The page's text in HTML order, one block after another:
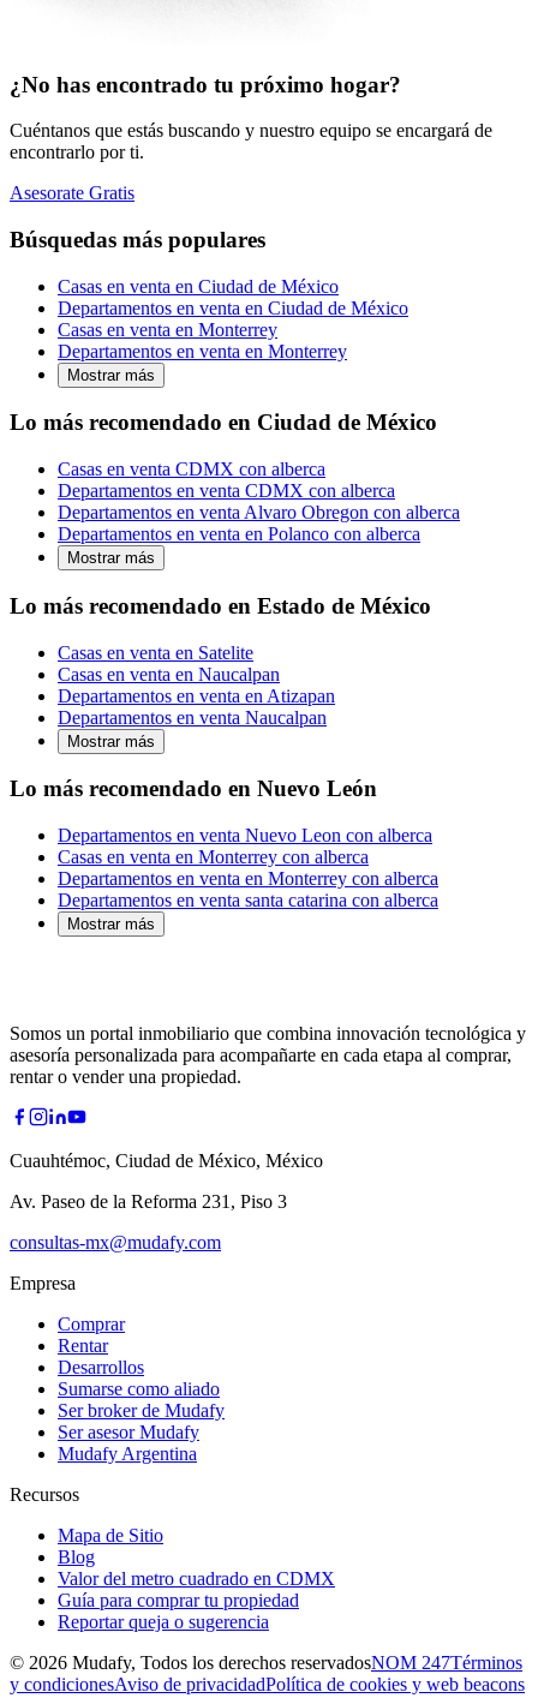
¿No has encontrado tu próximo hogar?
Cuéntanos que estás buscando y nuestro equipo se encargará de
encontrarlo por ti.
Asesorate Gratis
Búsquedas más populares
Casas en venta en Ciudad de México
Departamentos en venta en Ciudad de México
Casas en venta en Monterrey
Departamentos en venta en Monterrey
Mostrar más
Lo más recomendado en Ciudad de México
Casas en venta CDMX con alberca
Departamentos en venta CDMX con alberca
Departamentos en venta Alvaro Obregon con alberca
Departamentos en venta en Polanco con alberca
Mostrar más
Lo más recomendado en Estado de México
Casas en venta en Satelite
Casas en venta en Naucalpan
Departamentos en venta en Atizapan
Departamentos en venta Naucalpan
Mostrar más
Lo más recomendado en Nuevo León
Departamentos en venta Nuevo Leon con alberca
Casas en venta en Monterrey con alberca
Departamentos en venta en Monterrey con alberca
Departamentos en venta santa catarina con alberca
Mostrar más
Somos un portal inmobiliario que combina innovación tecnológica y
asesoría personalizada para acompañarte en cada etapa al comprar,
rentar o vender una propiedad.
Cuauhtémoc, Ciudad de México, México
Av. Paseo de la Reforma 231, Piso 3
consultas-mx@mudafy.com
Empresa
Comprar
Rentar
Desarrollos
Sumarse como aliado
Ser broker de Mudafy
Ser asesor Mudafy
Mudafy Argentina
Recursos
Mapa de Sitio
Blog
Valor del metro cuadrado en CDMX
Guía para comprar tu propiedad
Reportar queja o sugerencia
© 2026 Mudafy, Todos los derechos reservadosNOM 247Términos
y condicionesAviso de privacidadPolítica de cookies y web beacons